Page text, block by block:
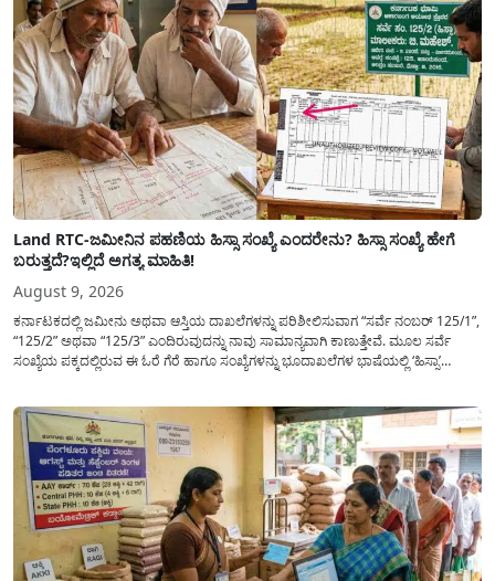
Land RTC-ಜಮೀನಿನ ಪಹಣಿಯ ಹಿಸ್ಸಾ ಸಂಖ್ಯೆ ಎಂದರೇನು? ಹಿಸ್ಸಾ ಸಂಖ್ಯೆ ಹೇಗೆ
ಬರುತ್ತದೆ?ಇಲ್ಲಿದೆ ಅಗತ್ಯ ಮಾಹಿತಿ!
August 9, 2026
ಕರ್ನಾಟಕದಲ್ಲಿ ಜಮೀನು ಅಥವಾ ಆಸ್ತಿಯ ದಾಖಲೆಗಳನ್ನು ಪರಿಶೀಲಿಸುವಾಗ “ಸರ್ವೆ ನಂಬರ್ 125/1”,
“125/2” ಅಥವಾ “125/3” ಎಂದಿರುವುದನ್ನು ನಾವು ಸಾಮಾನ್ಯ​ವಾಗಿ ಕಾಣುತ್ತೇವೆ. ಮೂಲ ಸರ್ವೆ
ಸಂಖ್ಯೆಯ ಪಕ್ಕದಲ್ಲಿರುವ ಈ ಓರೆ ಗೆರೆ ಹಾಗೂ ಸಂಖ್ಯೆಗಳನ್ನು ಭೂದಾಖಲೆಗಳ ಭಾಷೆಯಲ್ಲಿ ‘ಹಿಸ್ಸಾ’